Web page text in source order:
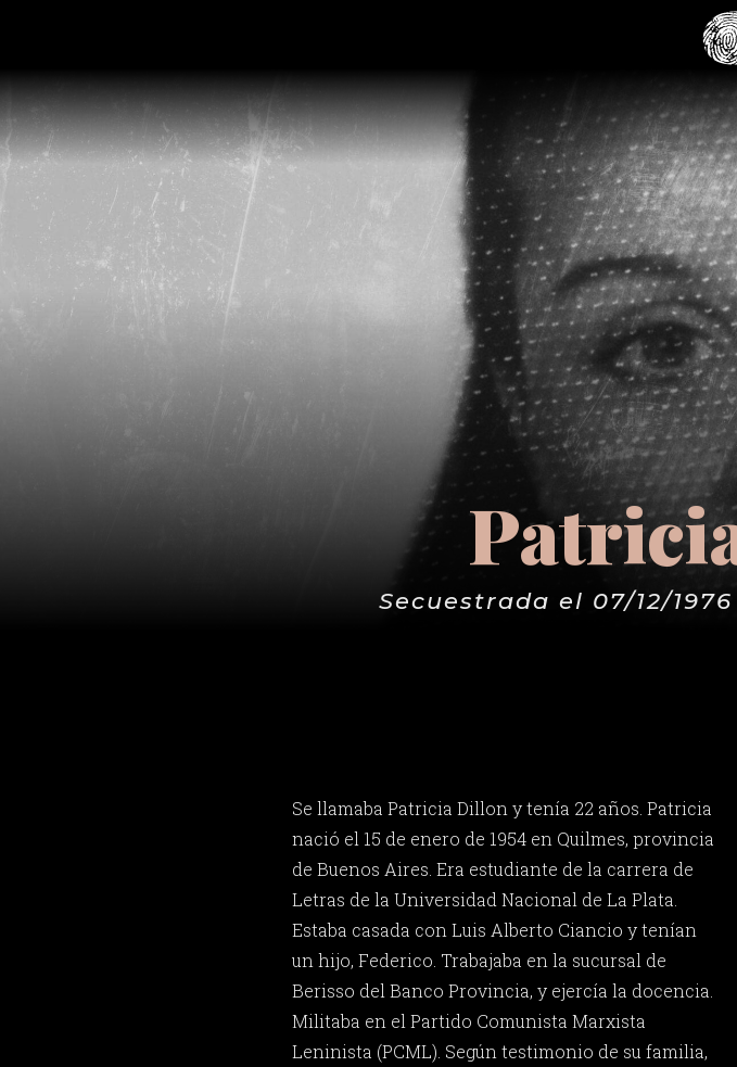
Secuestrada el 07/12/
Se llamaba Patricia Dillon y tenía 22 años. Patricia
nació el 15 de enero de 1954 en Quilmes, provincia
de Buenos Aires. Era estudiante de la carrera de
Letras de la Universidad Nacional de La Plata.
Estaba casada con Luis Alberto Ciancio y tenían
un hijo, Federico. Trabajaba en la sucursal de
Berisso del Banco Provincia, y ejercía la docencia.
Militaba en el Partido Comunista Marxista
Leninista (PCML). Según testimonio de su familia,